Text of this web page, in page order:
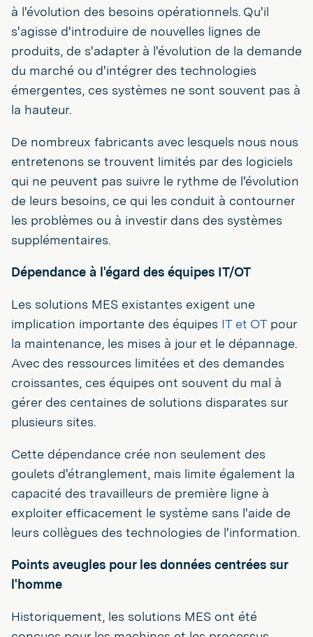
à l'évolution des besoins opérationnels. Qu'il
s'agisse d'introduire de nouvelles lignes de
produits, de s'adapter à l'évolution de la demande
du marché ou d'intégrer des technologies
émergentes, ces systèmes ne sont souvent pas à
la hauteur.
De nombreux fabricants avec lesquels nous nous
entretenons se trouvent limités par des logiciels
qui ne peuvent pas suivre le rythme de l'évolution
de leurs besoins, ce qui les conduit à contourner
les problèmes ou à investir dans des systèmes
supplémentaires.
Dépendance à l'égard des équipes IT/OT
Les solutions MES existantes exigent une
implication importante des équipes IT et OTpour
la maintenance, les mises à jour et le dépannage.
Avec des ressources limitées et des demandes
croissantes, ces équipes ont souvent du mal à
gérer des centaines de solutions disparates sur
plusieurs sites.
Cette dépendance crée non seulement des
goulets d'étranglement, mais limite également la
capacité des travailleurs de première ligne à
exploiter efficacement le système sans l'aide de
leurs collègues des technologies de l'information.
Points aveugles pour les données centrées sur
l'homme
Historiquement, les solutions MES ont été